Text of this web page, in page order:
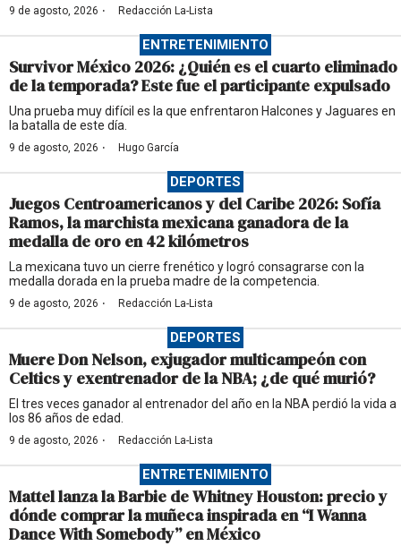
9 de agosto, 2026 · Redacción La-Lista
ENTRETENIMIENTO
Survivor México 2026: ¿Quién es el cuarto eliminado
de la temporada? Este fue el participante expulsado
Una prueba muy difícil es la que enfrentaron Halcones y Jaguares en
la batalla de este día.
9 de agosto, 2026 · Hugo García
DEPORTES
Juegos Centroamericanos y del Caribe 2026: Sofía
Ramos, la marchista mexicana ganadora de la
medalla de oro en 42 kilómetros
La mexicana tuvo un cierre frenético y logró consagrarse con la
medalla dorada en la prueba madre de la competencia.
9 de agosto, 2026 · Redacción La-Lista
DEPORTES
Muere Don Nelson, exjugador multicampeón con
Celtics y exentrenador de la NBA; ¿de qué murió?
El tres veces ganador al entrenador del año en la NBA perdió la vida a
los 86 años de edad.
9 de agosto, 2026 · Redacción La-Lista
ENTRETENIMIENTO
Mattel lanza la Barbie de Whitney Houston: precio y
dónde comprar la muñeca inspirada en “I Wanna
Dance With Somebody” en México